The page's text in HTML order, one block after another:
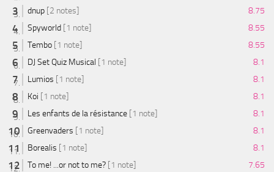
dnup [2 notes]
8.75
Spyworld [1 note]
8.55
Tembo [1 note]
8.55
DJ Set Quiz Musical [1 note]
8.1
Lumios [1 note]
8.1
Koi [1 note]
8.1
Les enfants de la résistance [1 note]
8.1
Greenvaders [1 note]
8.1
Borealis [1 note]
8.1
To me! ...or not to me? [1 note]
7.65